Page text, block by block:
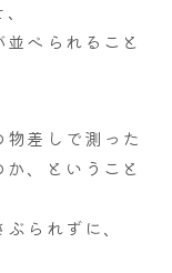
べられること
差しで測った
、ということ
られずに、